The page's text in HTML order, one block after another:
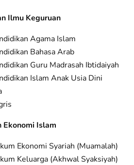
Ilmu Keguruan
Agama Islam
Bahasa Arab
Guru Madrasah Ibtidaiyah
Islam Anak Usia Dini
Ekonomi Islam
Ekonomi Syariah (Muamalah)
Keluarga (Akhwal Syaksiyah)